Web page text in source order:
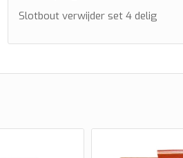
Slotbout verwijder set 4 delig